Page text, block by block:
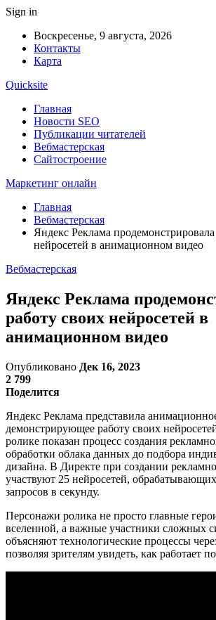
Sign in
Воскресенье, 9 августа, 2026
Контакты
Карта
Quicksite
Главная
Новости SEO
Публикации читателей
Вебмастерская
Сайтостроение
Маркетинг онлайн
Главная
Вебмастерская
Яндекс Реклама
нейросетей в анимационном видео
Вебмастерская
Яндекс Реклама
работу своих нейросетей в
анимационном видео
Опубликовано Дек 16, 2023
2 799
Поделится
Яндекс Реклама представила
демонстрирующее работу своих
ролике показан процесс создания
обработки облака данных до подбора
дизайна. В Директе при создании
участвуют 25 нейросетей,
запросов в секунду.
Персонажи ролика не просто главные
вселенной, а важные участники сложных
объясняют технологические процессы
позволяя зрителям увидеть, как работает